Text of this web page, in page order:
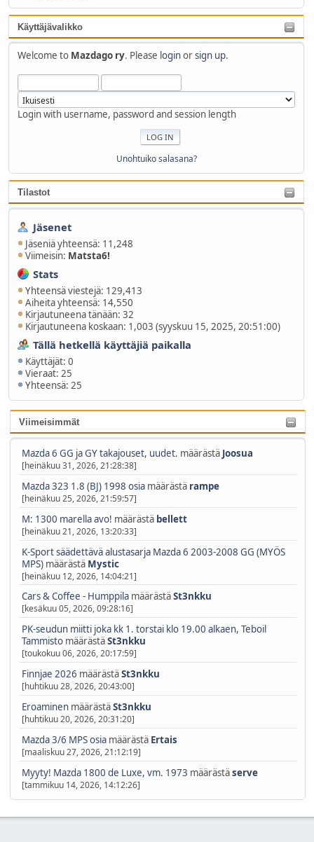
Käyttäjävalikko
Welcome to Mazdago ry. Please loginorsign up.
Login with username, password and session length
Unohtuiko salasana?
Tilastot
Jäsenet
Jäseniä yhteensä: 11,248
Viimeisin: Matsta6!
Stats
Yhteensä viestejä: 129,413
Aiheita yhteensä: 14,550
Kirjautuneena tänään: 32
Kirjautuneena koskaan: 1,003 (syyskuu 15, 2025, 20:51:00)
Tällä hetkellä käyttäjiä paikalla
Käyttäjät: 0
Vieraat: 25
Yhteensä: 25
Viimeisimmät
Mazda 6 GG ja GY takajouset, uudet. määrästä Joosua
[heinäkuu 31, 2026, 21:28:38]
Mazda 323 1.8 (BJ) 1998 osiamäärästä rampe
[heinäkuu 25, 2026, 21:59:57]
M: 1300 marella avo! määrästä bellett
[heinäkuu 21, 2026, 13:20:33]
K-Sport säädettävä alustasarja Mazda 6 2003-2008 GG (MYÖS
MPS)määrästä Mystic
[heinäkuu 12, 2026, 14:04:21]
Cars & Coffee - HumppilamäärästäSt3nkku
[kesäkuu 05, 2026, 09:28:16]
PK-seudun miitti joka kk 1. torstai klo 19.00 alkaen, Teboil
TammistomäärästäSt3nkku
[toukokuu 06, 2026, 20:17:59]
Finnjae 2026 määrästäSt3nkku
[huhtikuu 28, 2026, 20:43:00]
EroaminenmäärästäSt3nkku
[huhtikuu 20, 2026, 20:31:20]
Mazda 3/6 MPS osia määrästä Ertais
[maaliskuu 27, 2026, 21:12:19]
Myyty! Mazda 1800 de Luxe, vm. 1973 määrästäserve
[tammikuu 14, 2026, 14:12:26]